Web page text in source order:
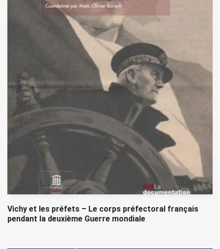
Vichy et les préfets – Le corps préfectoral français
pendant la deuxième Guerre mondiale